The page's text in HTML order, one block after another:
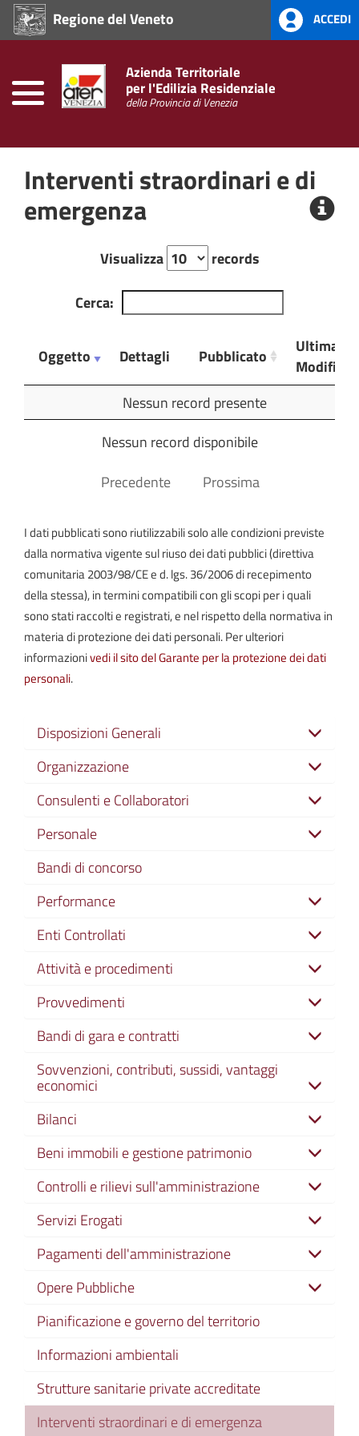
Regione del Veneto ACCEDI
Azienda Territoriale
per l'Edilizia Residenziale
della Provincia di Venezia
Home
Prevenzione
alla
Corruzione
Amministrazione
Trasparente
Interventi straordinari e di
emergenza
Visualizza
records
Cerca:
Oggetto Dettagli Pubblicato
Ultima
Modifica
Dettagli Pubblicato
Modifica
Nessun record presente
Nessun record disponibile
Precedente
Prossima
I dati pubblicati sono riutilizzabili solo alle condizioni previste
dalla normativa vigente sul riuso dei dati pubblici (direttiva
comunitaria 2003/98/CE e d. lgs. 36/2006 di recepimento
della stessa), in termini compatibili con gli scopi per i quali
sono stati raccolti e registrati, e nel rispetto della normativa in
materia di protezione dei dati personali. Per ulteriori
informazionivedi il sito del Garante per la protezione dei dati
personali.
Disposizioni Generali
Organizzazione
Consulenti e Collaboratori
Personale
Bandi di concorso
Performance
Enti Controllati
Attività e procedimenti
Provvedimenti
Bandi di gara e contratti
Sovvenzioni, contributi, sussidi, vantaggi
economici
Bilanci
Beni immobili e gestione patrimonio
Controlli e rilievi sull'amministrazione
Servizi Erogati
Pagamenti dell'amministrazione
Opere Pubbliche
Pianificazione e governo del territorio
Informazioni ambientali
Strutture sanitarie private accreditate
Interventi straordinari e di emergenza